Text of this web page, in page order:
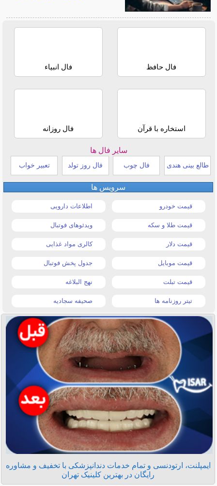
فال حافظ فال انبیاء
استخاره با قرآن فال روزانه
سایر فال ها
طالع بینی هندی فال چوب فال روز تولد تعبیر خواب
سرویس ها
قیمت خودرو اطلاعات دارویی
قیمت طلا و سکه ویدئوهای فوتبال
قیمت دلار کالری مواد غذایی
قیمت موبایل جدول پخش فوتبال
قیمت تبلت نهج البلاغه
تیتر روزنامه ها صحیفه سجادیه
ایمپلنت، ارتودنسی و تمام خدمات دندانپزشکی با تخفیف و مشاوره
رایگان در بهترین کلینیک تهران